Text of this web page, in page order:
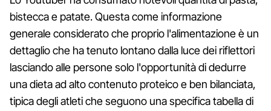
bistecca e patate. Questa come informazione
generale considerato che proprio l'alimentazione è un
dettaglio che ha tenuto lontano dalla luce dei riflettori
lasciando alle persone solo l'opportunità di dedurre
una dieta ad alto contenuto proteico e ben bilanciata,
tipica degli atleti che seguono una specifica tabella di